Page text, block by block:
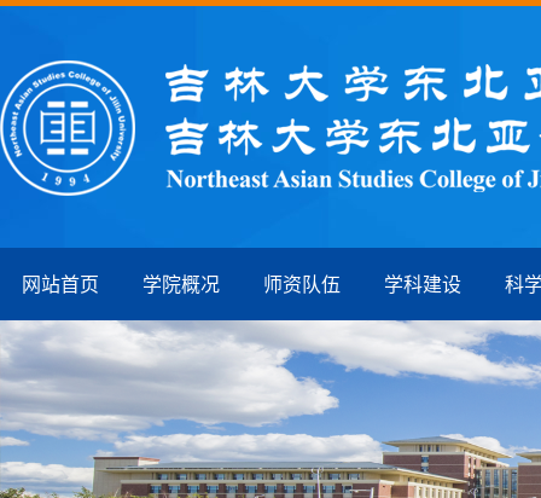
网站首页 学院概况 师资队伍 学科建设 科